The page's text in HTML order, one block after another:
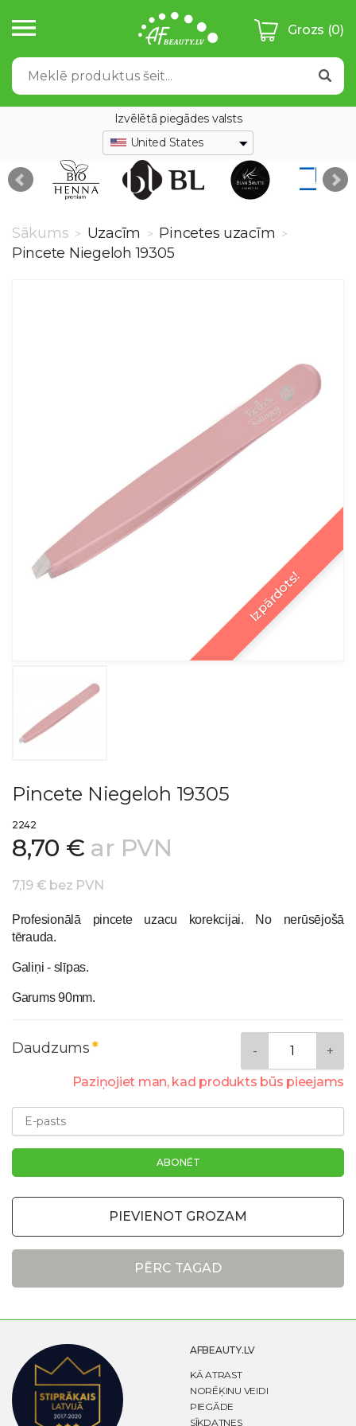
Grozs (0)
Izvēlētā piegādes valsts
United States
Sākums > Uzacīm > Pincetes uzacīm >
Pincete Niegeloh 19305
Izpārdots!
Pincete Niegeloh 19305
2242
8,70 € ar PVN
7,19 € bez PVN
Profesionālā pincete uzacu korekcijai. No nerūsējošā
tērauda.
Galiņi - slīpas.
Garums 90mm.
Daudzums
Paziņojiet man, kad produkts būs pieejams
PIEVIENOT GROZAM
PĒRC TAGAD
AFBEAUTY.LV
KĀ ATRAST
NORĒĶINU VEIDI
PIEGĀDE
SĪKDATNES